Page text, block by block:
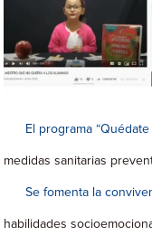
El programa
medidas sanitarias
Se fomenta la
habilidades